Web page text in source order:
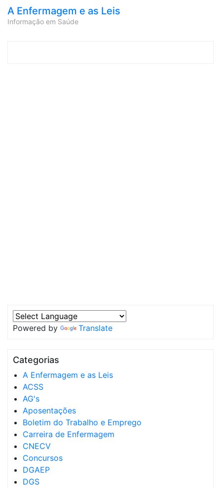
A Enfermagem e as Leis
Informação em Saúde
Powered by Translate
Categorias
A Enfermagem e as Leis
ACSS
AG's
Aposentações
Boletim do Trabalho e Emprego
Carreira de Enfermagem
CNECV
Concursos
DGAEP
DGS